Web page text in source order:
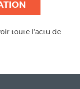
toute l’actu de